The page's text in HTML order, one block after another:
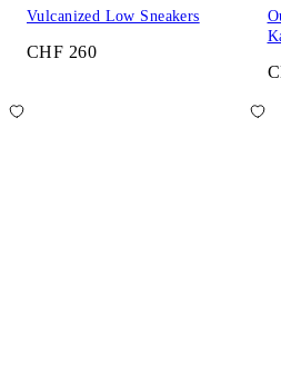
Vulcanized Low Sneakers
CHF 260